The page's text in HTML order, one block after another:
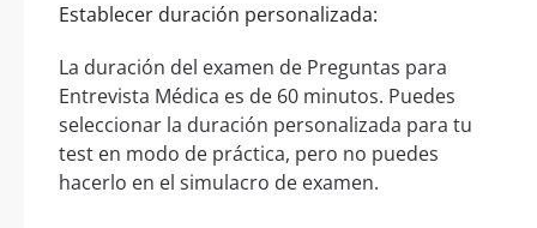
Establecer duración personalizada:
La duración del examen de Preguntas para
Entrevista Médica es de 60 minutos. Puedes
seleccionar la duración personalizada para tu
test en modo de práctica, pero no puedes
hacerlo en el simulacro de examen.